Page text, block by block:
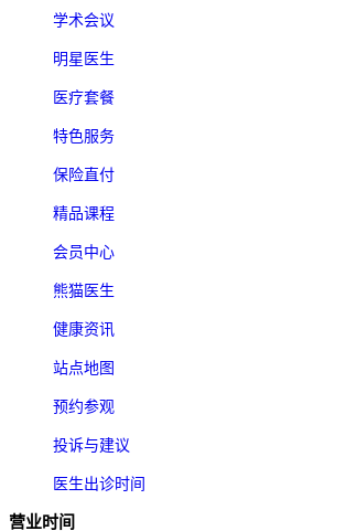
学术会议
明星医生
医疗套餐
特色服务
保险直付
精品课程
会员中心
熊猫医生
健康资讯
站点地图
预约参观
投诉与建议
医生出诊时间
营业时间